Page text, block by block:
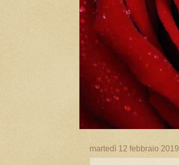
martedì 12 febbraio 2019